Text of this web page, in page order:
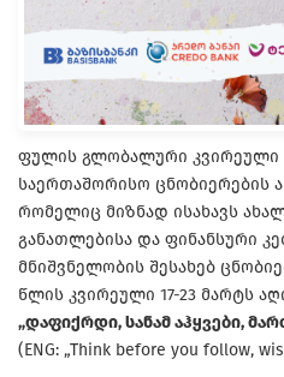
ფულის გლობალური
საერთაშორისო ცნობიერების
რომელიც მიზნად ისახავს
განათლებისა და ფინანსური
მნიშვნელობის შესახებ
წლის კვირეული 17-23 მარტს
„დაფიქრდი, სანამ აჰყვები,
(ENG: „Think before you follow,